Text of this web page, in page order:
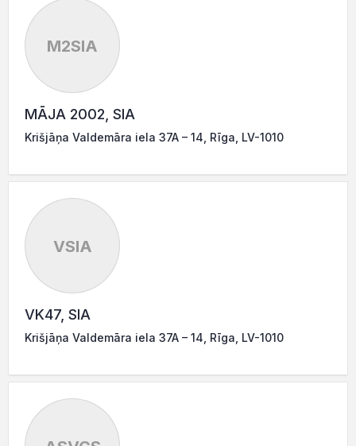
M2SIA
MĀJA 2002, SIA
Krišjāņa Valdemāra iela 37A – 14, Rīga, LV-1010
VSIA
VK47, SIA
Krišjāņa Valdemāra iela 37A – 14, Rīga, LV-1010